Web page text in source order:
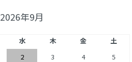
2026年9月
水 木 金
土
2 3 4
5